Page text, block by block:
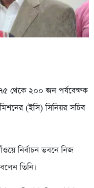
থেকে ২০০ জন পর্যবেক্ষক
(ইসি) সিনিয়র সচিব
নির্বাচন ভবনে নিজ
তিনি।